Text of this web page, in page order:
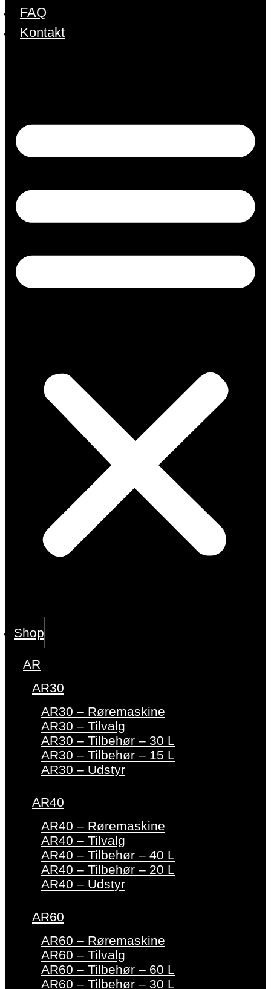
FAQ
Kontakt
Shop
AR
AR30
AR30 – Røremaskine
AR30 – Tilvalg
AR30 – Tilbehør – 30 L
AR30 – Tilbehør – 15 L
AR30 – Udstyr
AR40
AR40 – Røremaskine
AR40 – Tilvalg
AR40 – Tilbehør – 40 L
AR40 – Tilbehør – 20 L
AR40 – Udstyr
AR60
AR60 – Røremaskine
AR60 – Tilvalg
AR60 – Tilbehør – 60 L
AR60 – Tilbehør – 30 L